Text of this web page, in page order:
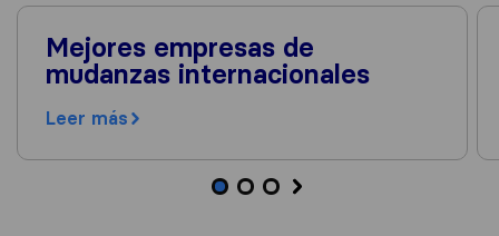
Mejores empresas de
mudanzas internacionales
Leer más